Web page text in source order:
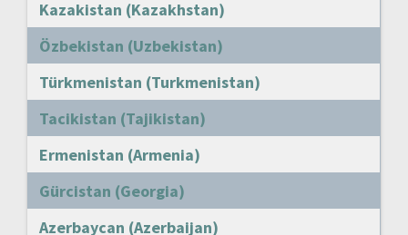
Kazakistan (Kazakhstan)
Özbekistan (Uzbekistan)
Türkmenistan (Turkmenistan)
Tacikistan (Tajikistan)
Ermenistan (Armenia)
Gürcistan (Georgia)
Azerbaycan (Azerbaijan)